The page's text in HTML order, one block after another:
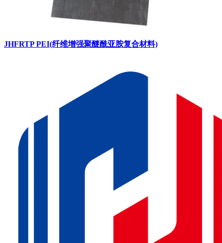
JHFRTP PEI(纤维增强聚醚酰亚胺复合材料)